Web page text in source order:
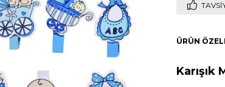
ÜRÜN
Karışık